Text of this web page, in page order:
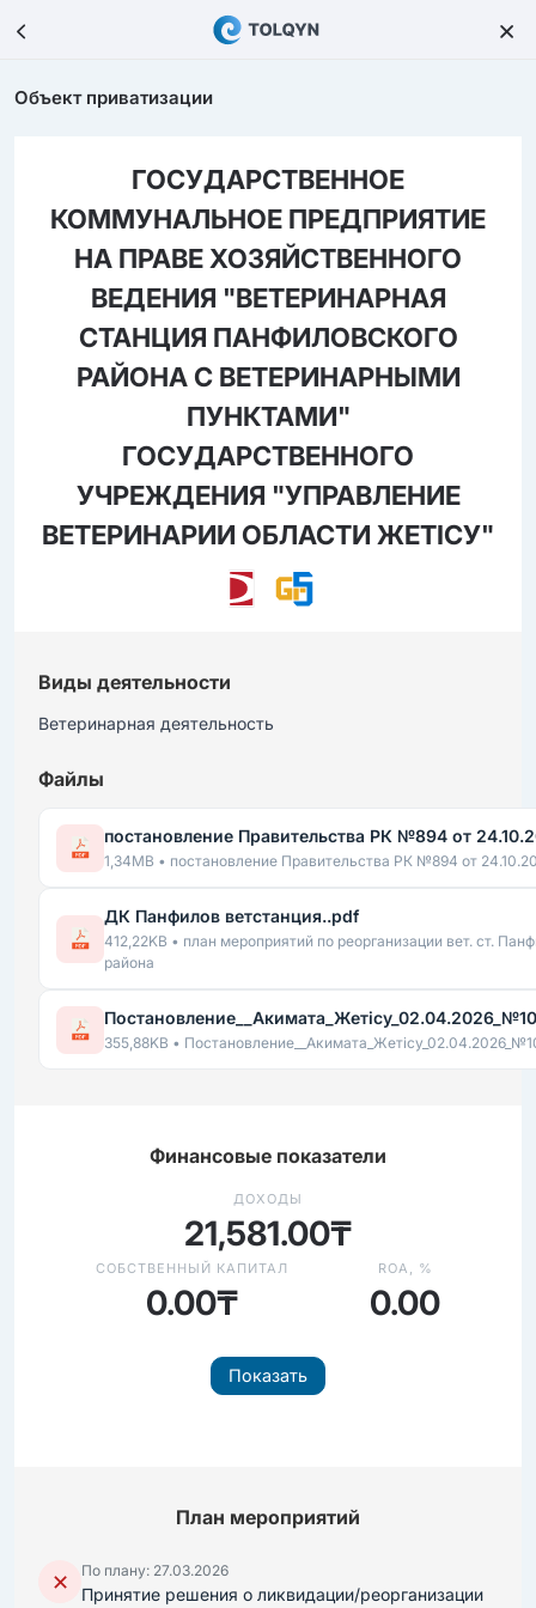
Объект приватизации
ГОСУДАРСТВЕННОЕ
КОММУНАЛЬНОЕ ПРЕДПРИЯТИЕ
НА ПРАВЕ ХОЗЯЙСТВЕННОГО
ВЕДЕНИЯ "ВЕТЕРИНАРНАЯ
СТАНЦИЯ ПАНФИЛОВСКОГО
РАЙОНА С ВЕТЕРИНАРНЫМИ
ПУНКТАМИ"
ГОСУДАРСТВЕННОГО
УЧРЕЖДЕНИЯ "УПРАВЛЕНИЕ
ВЕТЕРИНАРИИ ОБЛАСТИ ЖЕТІСУ"
Виды деятельности
Ветеринарная деятельность
Файлы
постановление Правительства РК №894 от
1,34MB • постановление Правительства РК №894 от
ДК Панфилов ветстанция..pdf
412,22KB • план мероприятий по реорганизации вет. ст.
района
355,88KB •
Финансовые показатели
ДОХОДЫ
21,581.00₸
СОБСТВЕННЫЙ КАПИТАЛ
0.00₸
ROA, %
0.00
Показать
План мероприятий
✕ По плану: 27.03.2026
Принятие решения о ликвидации/реорганизации